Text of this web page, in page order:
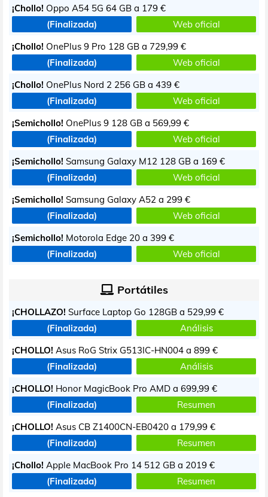
¡Chollo! Oppo A54 5G 64 GB a 179 €
(Finalizada)
Web oficial
¡Chollo! OnePlus 9 Pro 128 GB a 729,99 €
(Finalizada)
Web oficial
¡Chollo! OnePlus Nord 2 256 GB a 439 €
(Finalizada)
Web oficial
¡Semichollo! OnePlus 9 128 GB a 569,99 €
(Finalizada)
Web oficial
¡Semichollo! Samsung Galaxy M12 128 GB a 169 €
(Finalizada)
Web oficial
¡Semichollo! Samsung Galaxy A52 a 299 €
(Finalizada)
Web oficial
¡Semichollo! Motorola Edge 20 a 399 €
(Finalizada)
Web oficial
Portátiles
¡CHOLLAZO! Surface Laptop Go 128GB a 529,99 €
(Finalizada)
Análisis
¡CHOLLO! Asus RoG Strix G513IC-HN004 a 899 €
(Finalizada)
Análisis
¡CHOLLO! Honor MagicBook Pro AMD a 699,99 €
(Finalizada)
Resumen
¡CHOLLO! Asus CB Z1400CN-EB0420 a 179,99 €
(Finalizada)
Resumen
¡Chollo! Apple MacBook Pro 14 512 GB a 2019 €
(Finalizada)
Resumen